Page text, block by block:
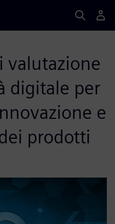
valutazione
digitale per
e
prodotti